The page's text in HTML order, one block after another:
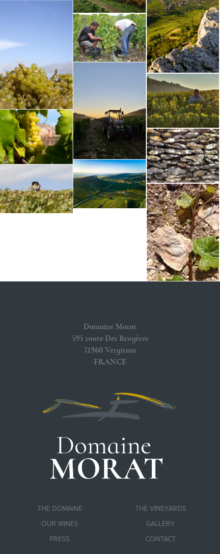
Domaine Morat
595 route Des Bruyères
71960 Vergisson
FRANCE
THE DOMAINE
THE VINEYARDS
OUR WINES
GALLERY
PRESS
CONTACT